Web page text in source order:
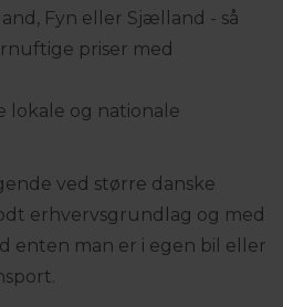
Fyn eller Sjælland - så
priser med
lokale og nationale
ved større danske
erhvervsgrundlag og med
enten man er i egen bil eller